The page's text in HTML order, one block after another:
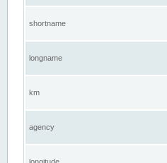
shortname
longname
km
agency